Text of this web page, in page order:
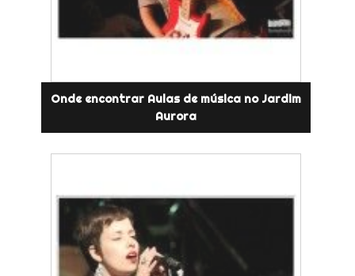
Onde encontrar Aulas de música no Jardim
Aurora